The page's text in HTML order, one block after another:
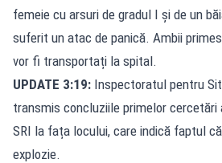
femeie cu arsuri de gradul I și de un
suferit un atac de panică. Ambii
vor fi transportați la spital.
UPDATE 3:19: Inspectoratul pentru
transmis concluziile primelor
SRI la fața locului, care indică faptul
explozie.